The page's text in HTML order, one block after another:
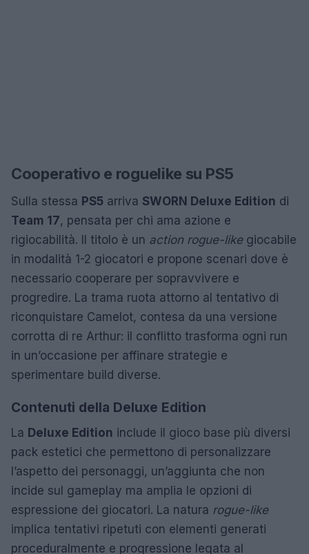
Cooperativo e roguelike su PS5
Sulla stessa PS5 arriva SWORN Deluxe Edition di
Team 17, pensata per chi ama azione e
rigiocabilità. Il titolo è un action rogue-likegiocabile
in modalità 1-2 giocatori e propone scenari dove è
necessario cooperare per sopravvivere e
progredire. La trama ruota attorno al tentativo di
riconquistare Camelot, contesa da una versione
corrotta di re Arthur: il conflitto trasforma ogni run
in un’occasione per affinare strategie e
sperimentare build diverse.
Contenuti della Deluxe Edition
La Deluxe Edition include il gioco base più diversi
pack estetici che permettono di personalizzare
l’aspetto dei personaggi, un’aggiunta che non
incide sul gameplay ma amplia le opzioni di
espressione dei giocatori. La natura rogue-like
implica tentativi ripetuti con elementi generati
proceduralmente e progressione legata al